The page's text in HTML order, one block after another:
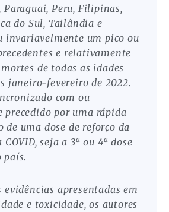
Paraguai, Peru, Filipinas,
do Sul, Tailândia e
invariavelmente um pico ou
e relativamente
de todas as idades
janeiro-fevereiro de 2022.
com ou
precedido por uma rápida
de uma dose de reforço da
seja a 3a ou 4a dose
país.
evidências apresentadas em
e toxicidade, os autores